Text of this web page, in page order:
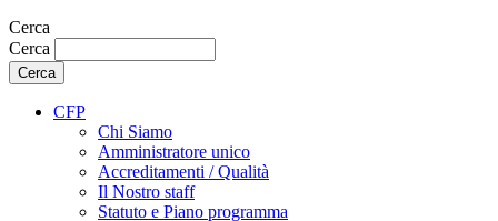
Cerca
Cerca
CFP
Chi Siamo
Amministratore unico
Accreditamenti / Qualità
Il Nostro staff
Statuto e Piano programma